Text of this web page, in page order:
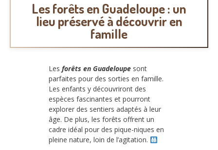
Les forêts en Guadeloupe : un
lieu préservé à découvrir en
famille
Les forêts en Guadeloupe sont
parfaites pour des sorties en famille.
Les enfants y découvriront des
espèces fascinantes et pourront
explorer des sentiers adaptés à leur
âge. De plus, les forêts offrent un
cadre idéal pour des pique-niques en
pleine nature, loin de l’agitation.